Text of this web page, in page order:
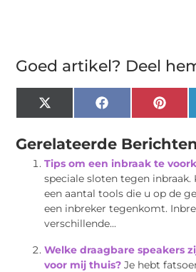
Goed artikel? Deel
X
(Twitter)
Facebook
Gerelateerde
Tips om een inbraak te
speciale sloten tegen inbraak.
een aantal tools die u op de
een inbreker tegenkomt.
verschillende...
Welke draagbare speakers
voor mij thuis? Je hebt